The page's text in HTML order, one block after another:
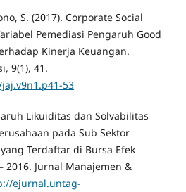
S. (2017). Corporate Social
Pemediasi Pengaruh Good
Kinerja Keuangan.
9(1), 41.
53
Likuiditas dan Solvabilitas
pada Sub Sektor
Terdaftar di Bursa Efek
2016. Jurnal Manajemen &
ejurnal.untag-